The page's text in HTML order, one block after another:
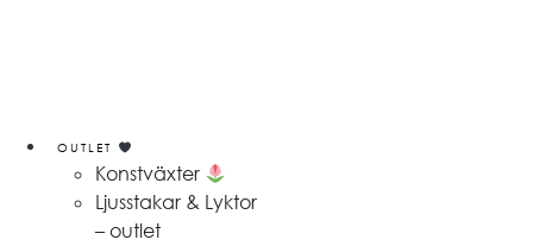
OUTLET
Konstväxter
Ljusstakar & Lyktor
– outlet